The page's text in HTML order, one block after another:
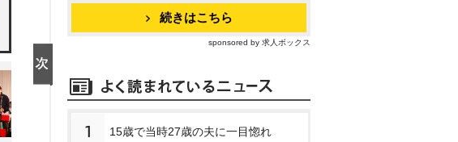
続きはこちら
sponsored by 求人ボックス
1 15歳で当時27歳の夫に一目惚れ